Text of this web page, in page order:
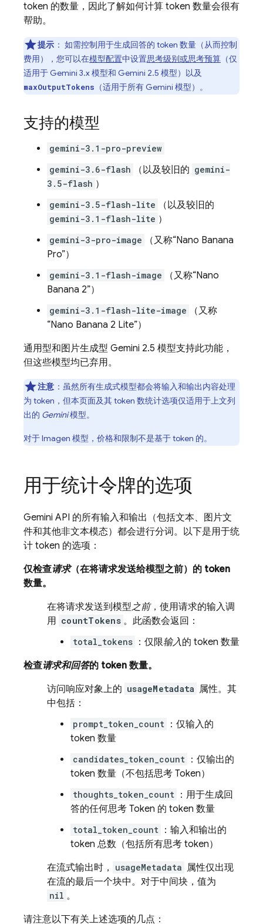
token 的数量，因此了解如何计算 token 数量会很有
帮助。
提示 ： 如需控制用于生成回答的 token 数量（从而控制
费用），您可以在模型配置中设置思考级别或思考预算 （仅
适用于 Gemini 3.x模型和 Gemini 2.5 模型）以及
maxOutputTokens （适用于所有 Gemini 模型）。
支持的模型
gemini-3.1-pro-preview
gemini-3.6-flash
（以及较旧的 gemini-
3.5-flash ）
gemini-3.5-flash-lite （以及较旧的
gemini-3.1-flash-lite ）
gemini-3-pro-image
（又称“Nano Banana
Pro”）
gemini-3.1-flash-image
（又称“Nano
Banana 2”）
gemini-3.1-flash-lite-image
（又称
“Nano Banana 2 Lite”）
通用型和图片生成型 Gemini 2.5 模型支持此功能，
但这些模型均已弃用。
注意 ：虽然所有生成式模型都会将输入和输出内容处理
为 token，但本页面及其 token 数统计选项仅适用于上文列
出的 Gemini模型。
对于Imagen 模型，价格和限制不是基于 token 的。
用于统计令牌的选项
Gemini API 的所有输入和输出（包括文本、图片文
件和其他非文本模态）都会进行分词。以下是用于统
计 token 的选项：
仅检查请求（在将请求发送给模型之前）的 token
数量。
在将请求发送到模型之前，使用请求的输入调
用 countTokens 。此函数会返回：
total_tokens ：仅限输入的 token 数量
检查请求和回答的 token 数量。
访问响应对象上的 usageMetadata 属性。其
中包括：
prompt_token_count ：仅输入的
token 数量
candidates_token_count ：仅输出的
token 数量（不包括思考 Token）
thoughts_token_count ：用于生成回
答的任何思考 Token 的 token 数量
total_token_count ：输入和输出的
token 总数（包括所有思考 token）
在流式输出时，
usageMetadata 属性仅出现
在流的最后一个块中。对于中间块，值为
nil 。
请注意以下有关上述选项的几点：